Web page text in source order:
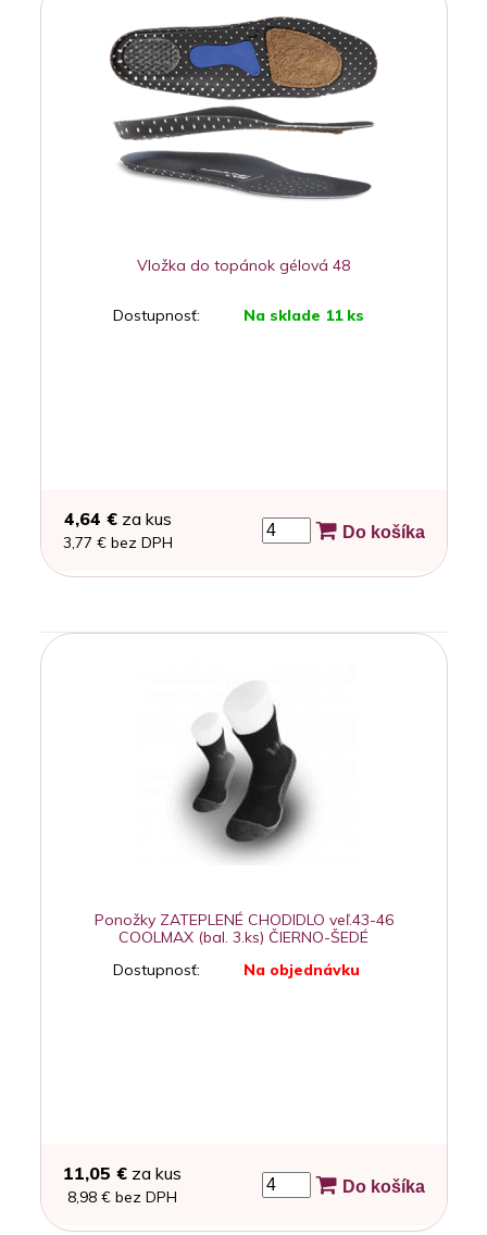
Vložka do topánok gélová 48
Dostupnosť: Na sklade 11 ks
4,64 €za kus
3,77 € bez DPH
Do košíka
Ponožky ZATEPLENÉ CHODIDLO veľ.43-46
COOLMAX (bal. 3.ks) ČIERNO-ŠEDÉ
Dostupnosť:
Na objednávku
11,05 €za kus
8,98 € bez DPH
Do košíka